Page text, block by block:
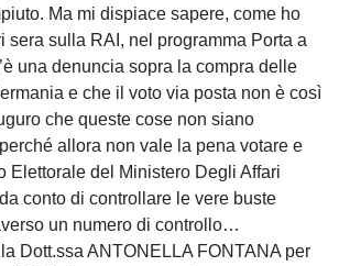
Ma mi dispiace sapere, come ho
sera sulla RAI, nel programma Porta a
una denuncia sopra la compra delle
e che il voto via posta non è così
che queste cose non siano
allora non vale la pena votare e
Elettorale del Ministero Degli Affari
conto di controllare le vere buste
un numero di controllo…
Dott.ssa ANTONELLA FONTANA per